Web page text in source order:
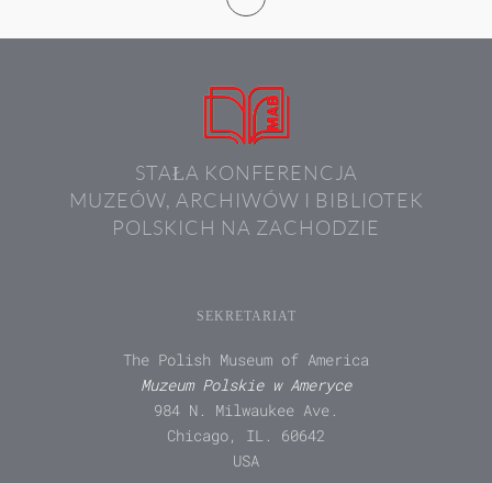
STAŁA KONFERENCJA
MUZEÓW, ARCHIWÓW I BIBLIOTEK
POLSKICH NA ZACHODZIE
SEKRETARIAT
The Polish Museum of America
Muzeum Polskie w Ameryce
984 N. Milwaukee Ave.
Chicago, IL. 60642
USA